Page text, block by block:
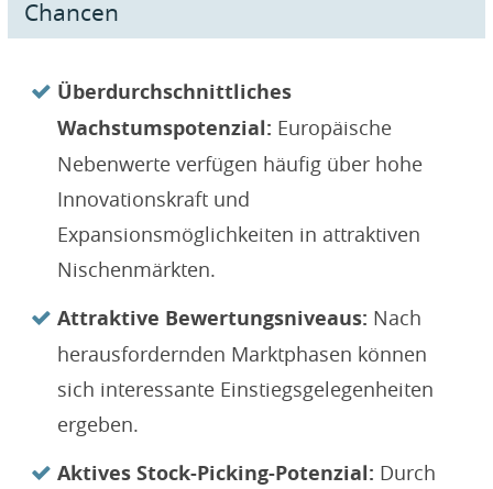
Chancen
Überdurchschnittliches
Wachstumspotenzial: Europäische
Nebenwerte verfügen häufig über hohe
Innovationskraft und
Expansionsmöglichkeiten in attraktiven
Nischenmärkten.
Attraktive Bewertungsniveaus: Nach
herausfordernden Marktphasen können
sich interessante Einstiegsgelegenheiten
ergeben.
Aktives Stock-Picking-Potenzial: Durch